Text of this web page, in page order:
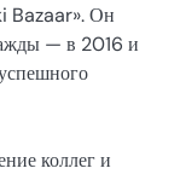
Bazaar». Он
— в 2016 и
коллег и